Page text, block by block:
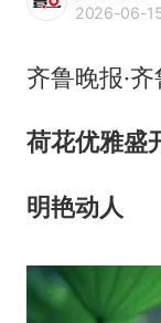
2026-06-
齐鲁晚报·
荷花优雅盛
明艳动人